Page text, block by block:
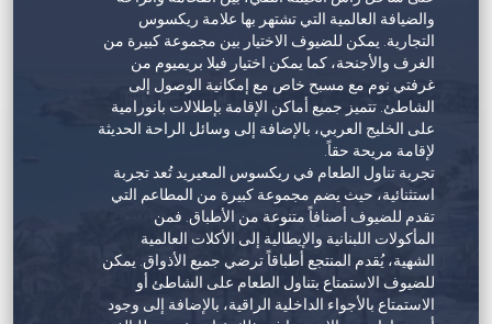
245 غرفة من الغرف الكلاسيكية بسرير كينج إلى
الغرف المزدوجة الفاخرة
45 جناحاً، من جناح برستيج المكون من غرفة نوم
واحدة إلى جناح بإطلالة على الشاطئ مكون من غرفتي
نوم بحمام سباحة خاص
جناحان رئيسيان
المنتجع الصحي والسبا
يشمل تعاون منتجع سوفيتل مع كلارنس 4 غرف
علاجية
يتميز مركز سوفيتل فيتنس بمعدات حديثة
4 حمامات سباحة بإطلالة على الشاطئ
والضيافة العالمية التي تشتهر بها علامة ريكسوس
التجارية. يمكن للضيوف الاختيار بين مجموعة كبيرة من
الغرف والأجنحة، كما يمكن اختيار فيلا بريميوم من
غرفتي نوم مع مسبح خاص مع إمكانية الوصول إلى
الشاطئ. تتميز جميع أماكن الإقامة بإطلالات بانورامية
على الخليج العربي، بالإضافة إلى وسائل الراحة الحديثة
لإقامة مريحة حقاً.
تجربة تناول الطعام في ريكسوس المعيريد تُعد تجربة
استثنائية، حيث يضم مجموعة كبيرة من المطاعم التي
تقدم للضيوف أصنافاً متنوعة من الأطباق. فمن
المأكولات اللبنانية والإيطالية إلى الأكلات العالمية
الشهية، يُقدم المنتجع أطباقاً ترضي جميع الأذواق. يمكن
للضيوف الاستمتاع بتناول الطعام على الشاطئ أو
الاستمتاع بالأجواء الداخلية الراقية، بالإضافة إلى وجود